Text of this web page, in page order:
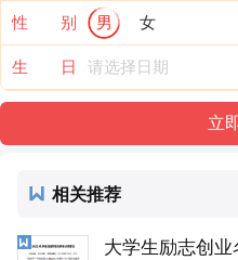
性 别 男 女
生 日
相关推荐
大学生励志创